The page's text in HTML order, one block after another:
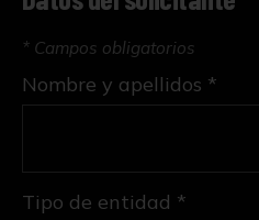
* Campos obligatorios
Tipo de entidad *
Nombre y apellidos *